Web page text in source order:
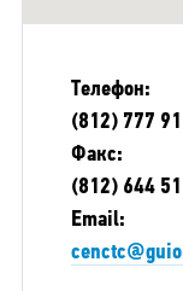
Телефон:
(812) 777
Факс:
(812) 644
Email: